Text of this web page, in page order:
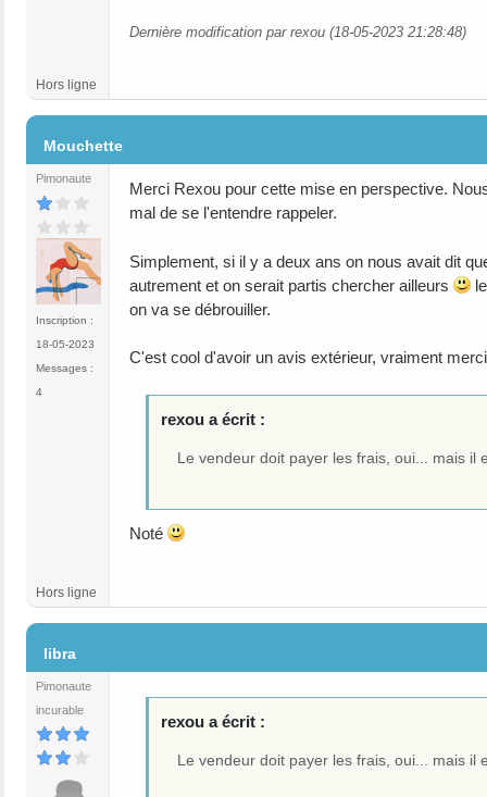
Dernière modification par rexou (18-05-2023 21:28:48)
Hors ligne
Mouchette
Pimonaute
Inscription :
18-05-2023
Messages :
4
Merci Rexou pour cette mise en perspective.
mal de se l'entendre rappeler.
Simplement, si il y a deux ans on nous avait dit
autrement et on serait partis chercher ailleurs
on va se débrouiller.
C'est cool d'avoir un avis extérieur, vraiment
rexou a écrit :
Le vendeur doit payer les frais, oui... mais il
Noté
Hors ligne
libra
Pimonaute
incurable
rexou a écrit :
Le vendeur doit payer les frais, oui... mais il